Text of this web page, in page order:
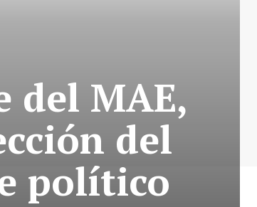
del MAE,
del
político